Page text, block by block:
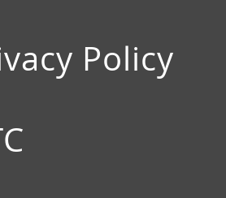
Policy